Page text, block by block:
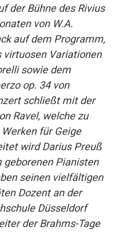
der Bühne des Rivius
von W.A.
auf dem Programm,
Variationen
sowie dem
op. 34 von
schließt mit der
Ravel, welche zu
für Geige
wird Darius Preuß
Pianisten
seinen vielfältigen
Dozent an der
Düsseldorf
der Brahms-Tage